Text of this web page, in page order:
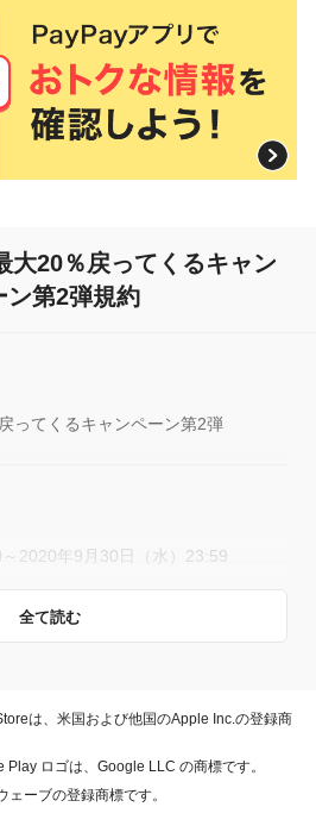
大20％戻ってくるキャン
ン第2弾規約
全て読む
ってくるキャンペーン第2弾
2020年9月30日（水）23:59
括のみ）でお支払いをしていただい
り後日PayPayボーナスを付与しま
は、米国および他国のApple Inc.の登録商
Play ロゴは、Google LLC の商標です。
ェーブの登録商標です。